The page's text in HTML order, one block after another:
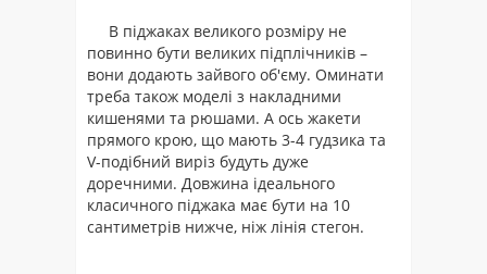
В піджаках великого розміру не
повинно бути великих підплічників –
вони додають зайвого об'єму. Оминати
треба також моделі з накладними
кишенями та рюшами. А ось жакети
прямого крою, що мають 3-4 гудзика та
V-подібний виріз будуть дуже
доречними. Довжина ідеального
класичного піджака має бути на 10
сантиметрів нижче, ніж лінія стегон.